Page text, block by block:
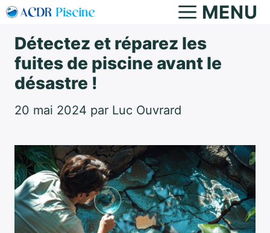
Aller
contenu
MENU
Détectez et réparez les
fuites de piscine avant le
désastre !
20 mai 2024 par Luc Ouvrard